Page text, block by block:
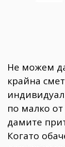
Не можем
крайна
по малко
дамите
Когато